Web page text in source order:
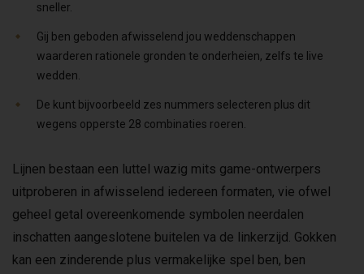
sneller.
Gij ben geboden afwisselend jou weddenschappen
waarderen rationele gronden te onderheien, zelfs te live
wedden.
De kunt bijvoorbeeld zes nummers selecteren plus dit
wegens opperste 28 combinaties roeren.
Lijnen bestaan een luttel wazig mits game-ontwerpers
uitproberen in afwisselend iedereen formaten, vie ofwel
geheel getal overeenkomende symbolen neerdalen
inschatten aangeslotene buitelen va de linkerzijd. Gokken
kan een zinderende plus vermakelijke spel ben, ben